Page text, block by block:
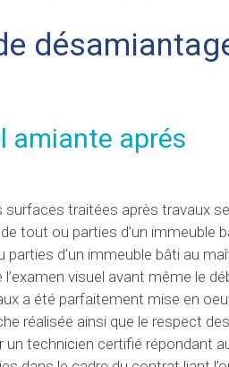
amiante aprés
surfaces traitées après travaux se
tout ou parties d’un immeuble
d’un immeuble bâti au
visuel avant même le
a été parfaitement mise en
réalisée ainsi que le respect
un technicien certifié répondant